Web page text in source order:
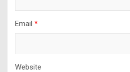
Email *
Website